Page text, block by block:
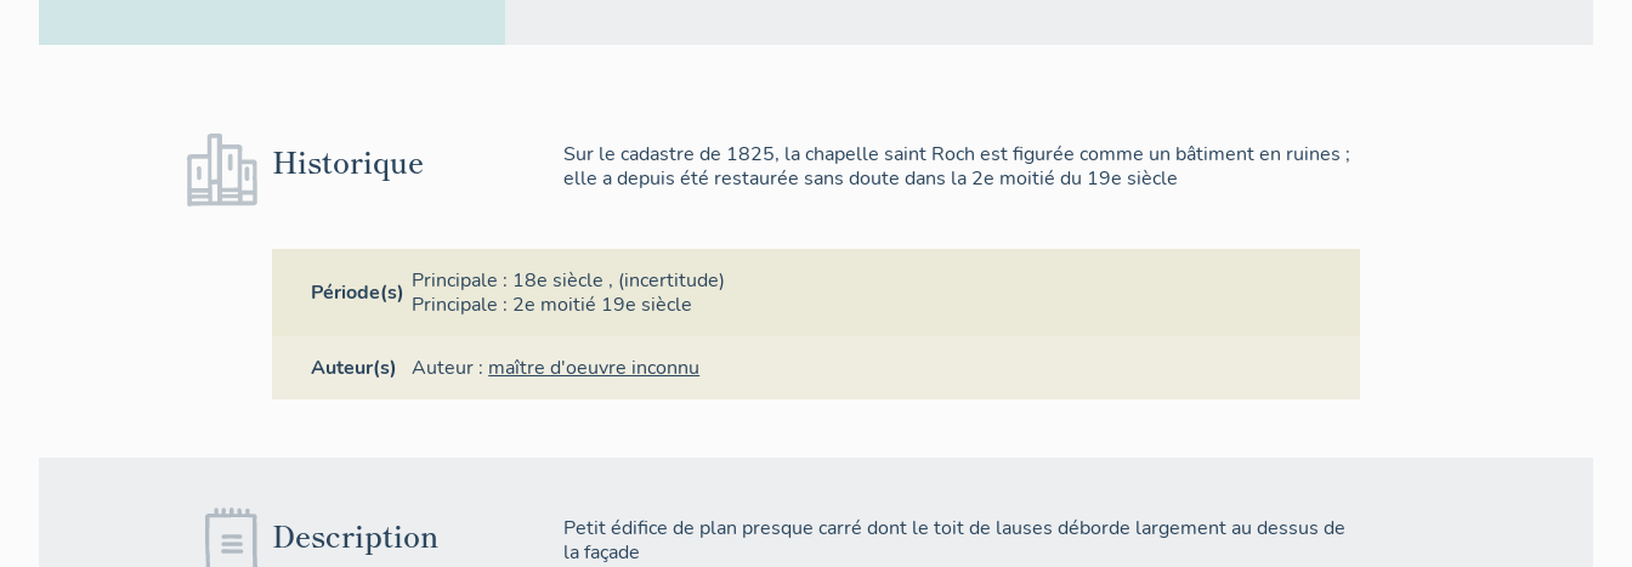
Historique
Sur le cadastre de 1825, la chapelle saint Roch est figurée comme un bâtiment en ruines ;
elle a depuis été restaurée sans doute dans la 2e moitié du 19e siècle
Période(s) Principale : 18e siècle , (incertitude)
Principale : 2e moitié 19e siècle
Auteur(s) Auteur : maître d'oeuvre inconnu
Description
Petit édifice de plan presque carré dont le toit de lauses déborde largement au dessus de
la façade